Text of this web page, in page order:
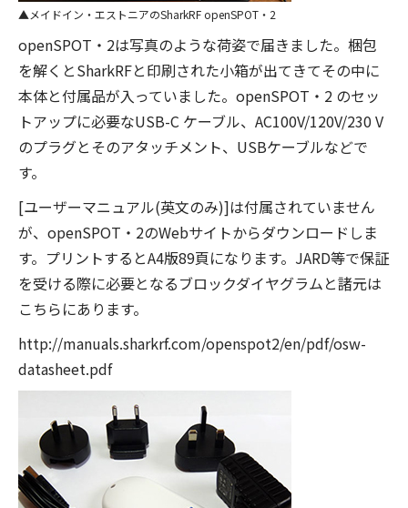
メイドイン・エストニアのSharkRF openSPOT・2
openSPOT・2は写真のような荷姿で届きました。梱包
を解くとSharkRFと印刷された小箱が出てきてその中に
本体と付属品が入っていました。openSPOT・2 のセッ
トアップに必要なUSB-C ケーブル、AC100V/120V/230 V
のプラグとそのアタッチメント、USBケーブルなどで
す。
[ユーザーマニュアル(英文のみ)]は付属されていません
が、openSPOT・2のWebサイトからダウンロードしま
す。プリントするとA4版89頁になります。JARD等で保証
を受ける際に必要となるブロックダイヤグラムと諸元は
こちらにあります。
http://manuals.sharkrf.com/openspot2/en/pdf/osw-
datasheet.pdf